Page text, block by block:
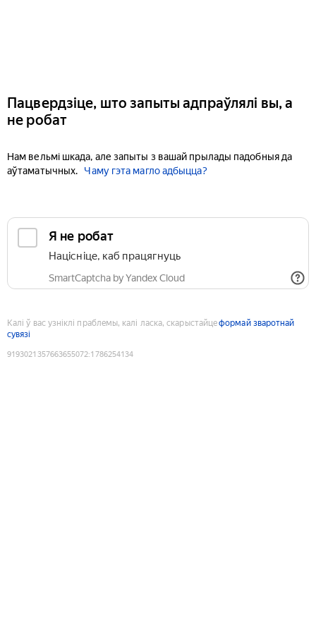
Пацвердзіце, што запыты адпраўлялі вы, а
не робат
Нам вельмі шкада, але запыты з вашай прылады падобныя да
аўтаматычных.
Чаму гэта магло адбыцца?
Я не робат
Націсніце, каб працягнуць
SmartCaptcha by Yandex Cloud
Калі ў вас узніклі праблемы, калі ласка, скарыстайцеформай зваротнай
сувязі
9193021357663655072:1786254134